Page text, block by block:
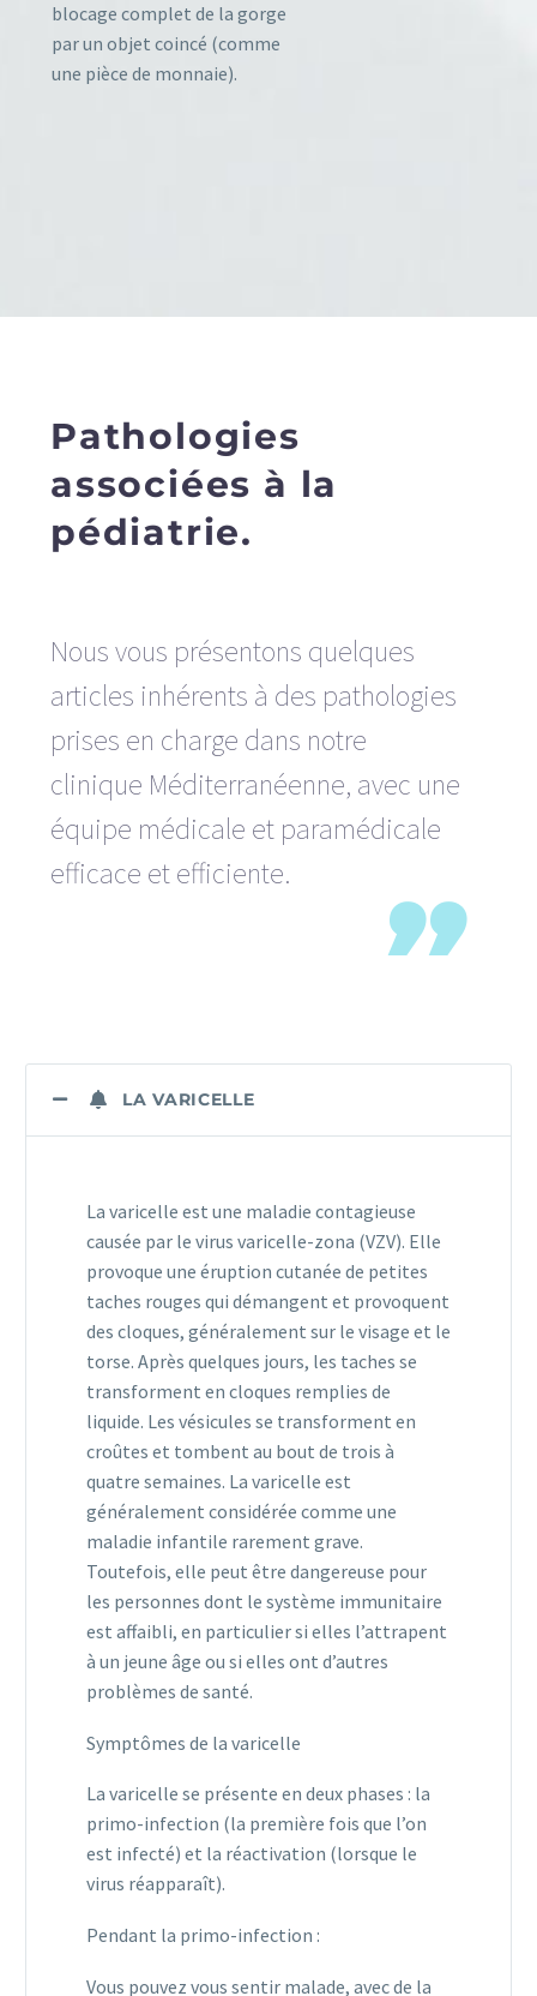
blocage complet de la gorge
par un objet coincé (comme
une pièce de monnaie).
Pathologies
associées à la
pédiatrie.
Nous vous présentons quelques
articles inhérents à des pathologies
prises en charge dans notre
clinique Méditerranéenne, avec une
équipe médicale et paramédicale
efficace et efficiente.
LA VARICELLE
La varicelle est une maladie contagieuse
causée par le virus varicelle-zona (VZV). Elle
provoque une éruption cutanée de petites
taches rouges qui démangent et provoquent
des cloques, généralement sur le visage et le
torse. Après quelques jours, les taches se
transforment en cloques remplies de
liquide. Les vésicules se transforment en
croûtes et tombent au bout de trois à
quatre semaines. La varicelle est
généralement considérée comme une
maladie infantile rarement grave.
Toutefois, elle peut être dangereuse pour
les personnes dont le système immunitaire
est affaibli, en particulier si elles l’attrapent
à un jeune âge ou si elles ont d’autres
problèmes de santé.
Symptômes de la varicelle
La varicelle se présente en deux phases : la
primo-infection (la première fois que l’on
est infecté) et la réactivation (lorsque le
virus réapparaît).
Pendant la primo-infection :
Vous pouvez vous sentir malade, avec de la